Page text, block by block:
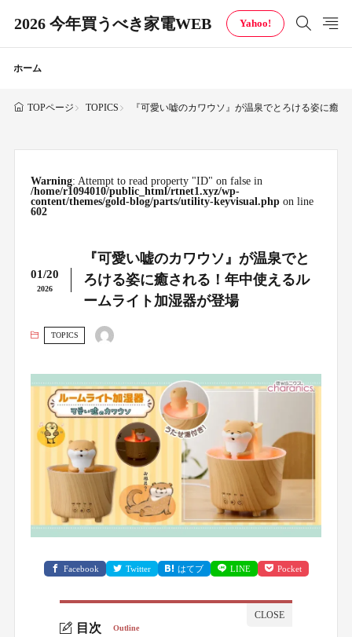
2026 今年買うべき家電WEB Yahoo!
ホーム
TOPページ TOPICS 『可愛い嘘のカワウソ』が温泉でとろける姿に癒
Warning: Attempt to read property "ID" on false in
/home/r1094010/public_html/rtnet1.xyz/wp-
content/themes/gold-blog/parts/utility-keyvisual.phpon line
602
01/20
2026
『可愛い嘘のカワウソ』が温泉でと
ろける姿に癒される！年中使えるル
ームライト加湿器が登場
TOPICS
Facebook Twitter はてブ LINE Pocket
目次 Outline